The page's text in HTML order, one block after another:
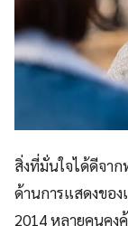
สิ่งที่มั่นใจได้ดีจา
ด้านการแสดงขอ
2014 หลายคนค